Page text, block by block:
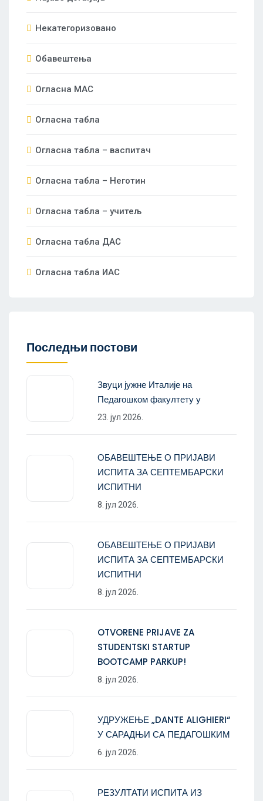
Некатегоризовано
Обавештења
Огласна МАС
Огласна табла
Огласна табла – васпитач
Огласна табла – Неготин
Огласна табла – учитељ
Огласна табла ДАС
Огласна табла ИАС
Последњи постови
Звуци јужне Италије на
Педагошком факултету у
23. јул 2026.
ОБАВЕШТЕЊЕ О ПРИЈАВИ
ИСПИТА ЗА СЕПТЕМБАРСКИ
ИСПИТНИ
8. јул 2026.
ОБАВЕШТЕЊЕ О ПРИЈАВИ
ИСПИТА ЗА СЕПТЕМБАРСКИ
ИСПИТНИ
8. јул 2026.
OTVORENE PRIJAVE ZA
STUDENTSKI STARTUP
BOOTCAMP PARKUP!
8. јул 2026.
УДРУЖЕЊЕ „DANTE ALIGHIERI“
У САРАДЊИ СА ПЕДАГОШКИМ
6. јул 2026.
РЕЗУЛТАТИ ИСПИТА ИЗ